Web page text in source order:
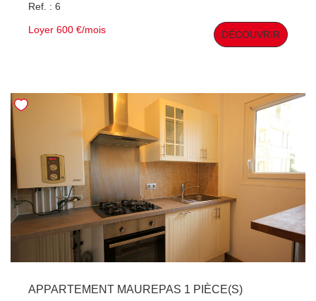
Honoraire: visite + constitution du dossier + état des lieux:
156 €. Pour visiter contacter Vincent Gomez au
06.68.89.50.60 (Garant obligatoire) IDEAL POUR UN
Ref. : 6
Loyer 600 €/mois DÉCOUVRIR
APPARTEMENT MAUREPAS 1 PIÈCE(S)